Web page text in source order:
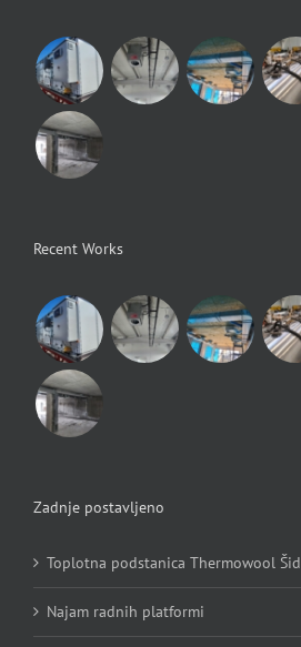
Recent Works
Zadnje postavljeno
Toplotna podstanica Thermowool Šid
Najam radnih platformi